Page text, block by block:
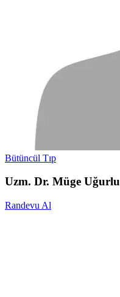
Bütüncül Tıp
Uzm. Dr. Müge Uğurlu
Randevu Al